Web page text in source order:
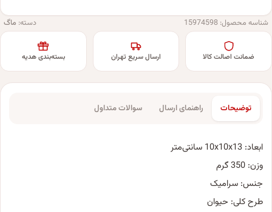
شناسه محصول: 15974598 دسته: ماگ
ضمانت اصالت کالا ارسال سریع تهران بسته‌بندی هدیه
توضیحات راهنمای ارسال سوالات متداول
ابعاد: 10x10x13 سانتی‌متر
وزن: 350 گرم
جنس: سرامیک
طرح کلی: حیوان